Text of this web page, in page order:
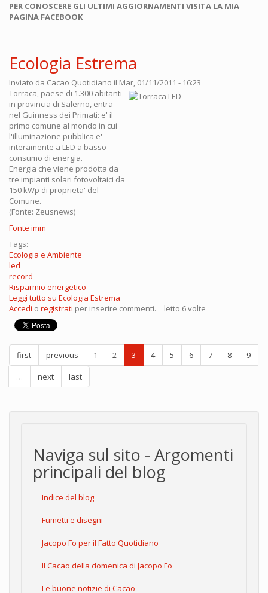
PER CONOSCERE GLI ULTIMI AGGIORNAMENTI VISITA LA MIA
PAGINA FACEBOOK
Ecologia Estrema
Inviato da Cacao Quotidiano il Mar, 01/11/2011 - 16:23
Torraca, paese di 1.300 abitanti
in provincia di Salerno, entra
nel Guinness dei Primati: e' il
primo comune al mondo in cui
l'illuminazione pubblica e'
interamente a LED a basso
consumo di energia.
Energia che viene prodotta da
tre impianti solari fotovoltaici da
150 kWp di proprieta' del
Comune.
(Fonte: Zeusnews)
Fonte imm
Tags:
Ecologia e Ambiente
led
record
Risparmio energetico
Leggi tutto su Ecologia Estrema
Accedi o registrati per inserire commenti. letto 6 volte
first previous 1 2 3 4 5 6 7 8
9
…
next last
Naviga sul sito - Argomenti
principali del blog
Indice del blog
Fumetti e disegni
Jacopo Fo per il Fatto Quotidiano
Il Cacao della domenica di Jacopo Fo
Le buone notizie di Cacao